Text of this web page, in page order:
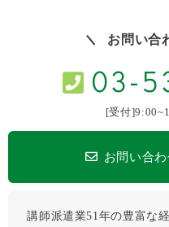
お問い合
03-
[受付
お問い合
講師派遣業51年の豊富な